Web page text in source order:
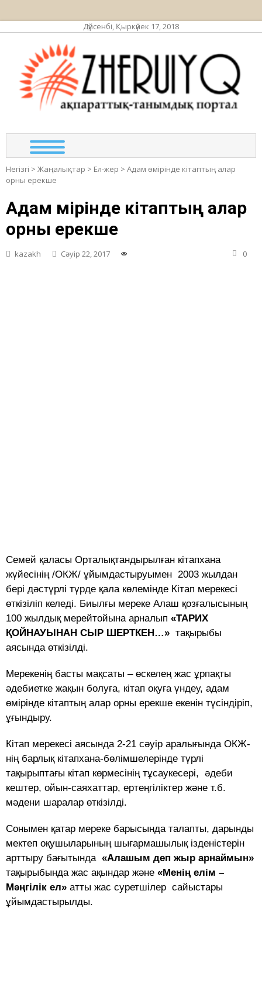
Дүйсенбі, Қыркүйек 17, 2018
Негізгі > Жаңалықтар > Ел-жер > Адам өмірінде кітаптың алар
орны ерекше
Адам өмірінде кітаптың алар
орны ерекше
kazakh Сәуір 22, 2017 0
Семей қаласы Орталықтандырылған кітапхана
жүйесінің /ОКЖ/ ұйымдастыруымен 2003 жылдан
бері дәстүрлі түрде қала көлемінде Кітап мерекесі
өткізіліп келеді. Биылғы мереке Алаш қозғалысының
100 жылдық мерейтойына арналып «ТАРИХ
ҚОЙНАУЫНАН СЫР ШЕРТКЕН…» тақырыбы
аясында өткізілді.
Мерекенің басты мақсаты – өскелең жас ұрпақты
әдебиетке жақын болуға, кітап оқуға үндеу, адам
өмірінде кітаптың алар орны ерекше екенін түсіндіріп,
ұғындыру.
Кітап мерекесі аясында 2-21 сәуір аралығында ОКЖ-
нің барлық кітапхана-бөлімшелерінде түрлі
тақырыптағы кітап көрмесінің тұсаукесері, әдеби
кештер, ойын-саяхаттар, ертеңгіліктер және т.б.
мәдени шаралар өткізілді.
Сонымен қатар мереке барысында талапты, дарынды
мектеп оқушыларының шығармашылық ізденістерін
арттыру бағытында «Алашым деп жыр арнаймын»
тақырыбында жас ақындар және «Менің елім –
Мәңгілік ел» атты жас суретшілер сайыстары
ұйымдастырылды.